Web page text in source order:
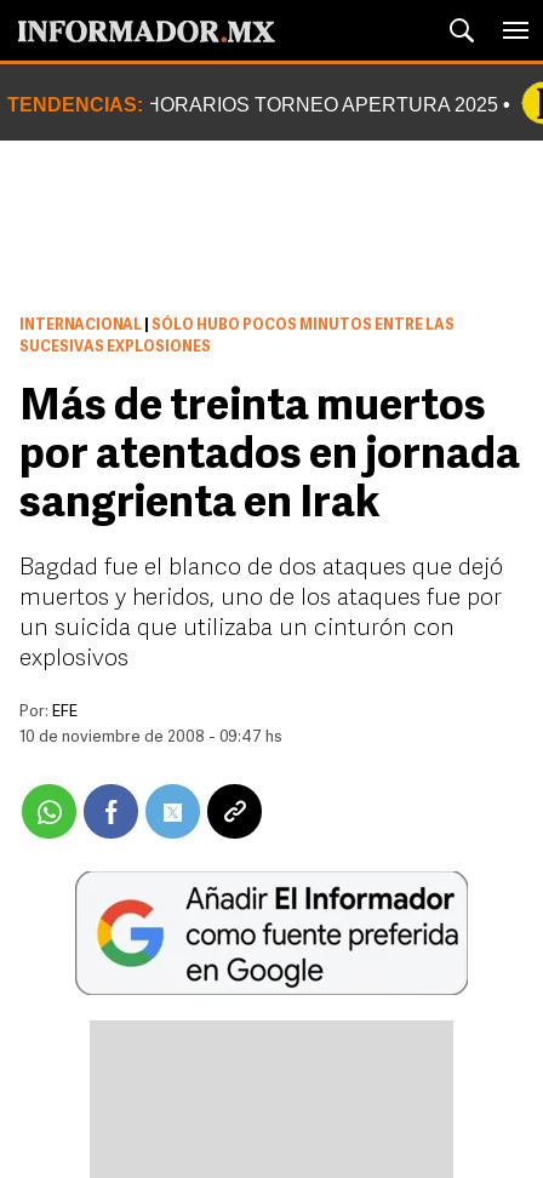
TENDENCIAS: HORARIOS TORNEO APERTURA 2025
INTERNACIONAL
SÓLO HUBO POCOS MINUTOS ENTRE LAS
SUCESIVAS EXPLOSIONES
Más de treinta muertos
por atentados en jornada
sangrienta en Irak
Bagdad fue el blanco de dos ataques que dejó
muertos y heridos, uno de los ataques fue por
un suicida que utilizaba un cinturón con
explosivos
Por: EFE
10 de noviembre de 2008 - 09:47 hs